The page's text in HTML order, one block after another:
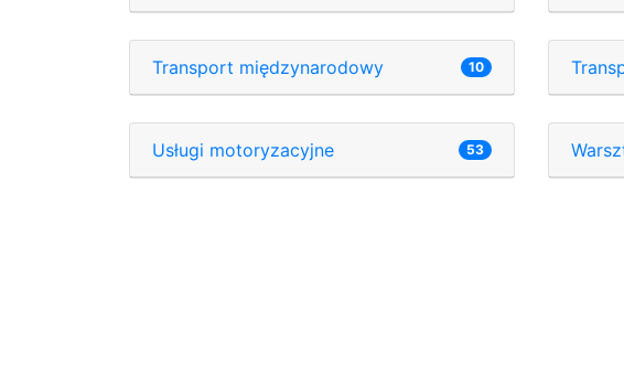
Transport międzynarodowy 10
Usługi motoryzacyjne 53